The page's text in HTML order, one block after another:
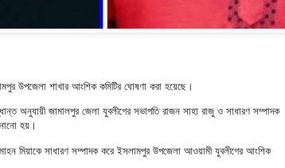
উপজেলা শাখার আংশিক কমিটির ঘোষণা করা হয়েছে।
অনুযায়ী জামালপুর জেলা যুবলীগের সভাপতি রাজন সাহা রাজু ও সাধারণ সম্পাদক
হয়।
মিয়াকে সাধারণ সম্পাদক করে ইসলামপুর উপজেলা আওয়ামী যুবলীগের আংশিক